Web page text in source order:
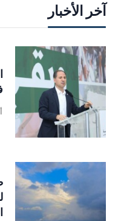
آخر الأخبار